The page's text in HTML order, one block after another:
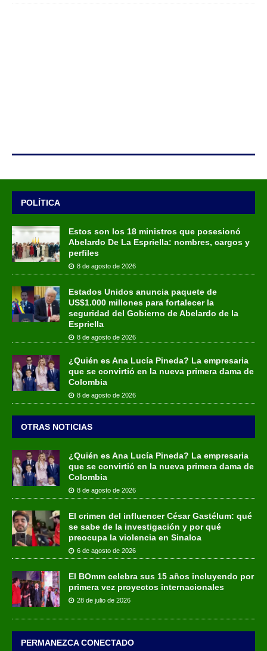
POLÍTICA
Estos son los 18 ministros que posesionó
Abelardo De La Espriella: nombres, cargos y
perfiles
8 de agosto de 2026
Estados Unidos anuncia paquete de
US$1.000 millones para fortalecer la
seguridad del Gobierno de Abelardo de la
Espriella
8 de agosto de 2026
¿Quién es Ana Lucía Pineda? La empresaria
que se convirtió en la nueva primera dama de
Colombia
8 de agosto de 2026
OTRAS NOTICIAS
¿Quién es Ana Lucía Pineda? La empresaria
que se convirtió en la nueva primera dama de
Colombia
8 de agosto de 2026
El crimen del influencer César Gastélum: qué
se sabe de la investigación y por qué
preocupa la violencia en Sinaloa
6 de agosto de 2026
El BOmm celebra sus 15 años incluyendo por
primera vez proyectos internacionales
28 de julio de 2026
PERMANEZCA CONECTADO